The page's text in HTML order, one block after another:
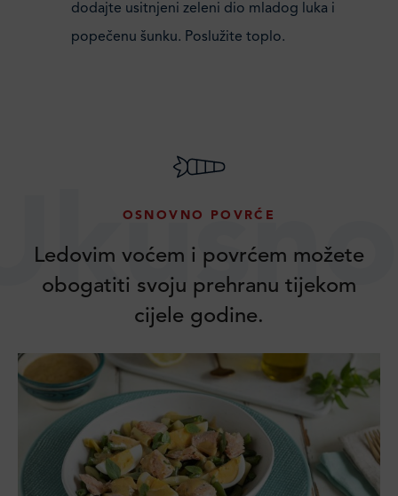
dodajte usitnjeni zeleni dio mladog luka i
popečenu šunku. Poslužite toplo.
OSNOVNO POVRĆE
Ledovim voćem i povrćem možete
obogatiti svoju prehranu tijekom
cijele godine.